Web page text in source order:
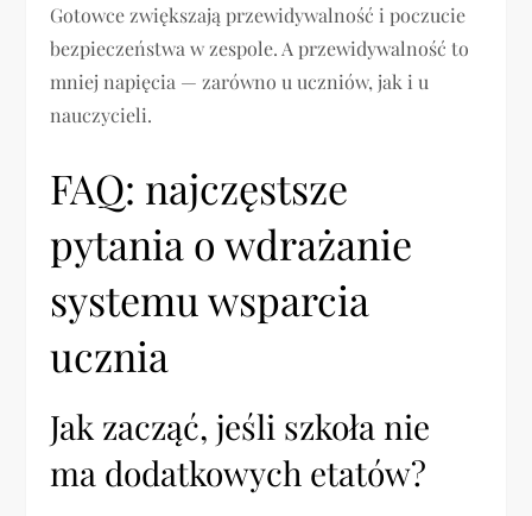
Gotowce zwiększają przewidywalność i poczucie
bezpieczeństwa w zespole. A przewidywalność to
mniej napięcia — zarówno u uczniów, jak i u
nauczycieli.
FAQ: najczęstsze
pytania o wdrażanie
systemu wsparcia
ucznia
Jak zacząć, jeśli szkoła nie
ma dodatkowych etatów?